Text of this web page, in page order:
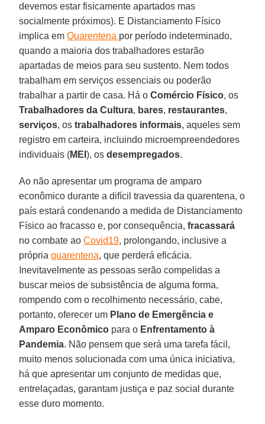
devemos estar fisicamente apartados mas
socialmente próximos). E Distanciamento Físico
implica emQuarentena por período indeterminado,
quando a maioria dos trabalhadores estarão
apartadas de meios para seu sustento. Nem todos
trabalham em serviços essenciais ou poderão
trabalhar a partir de casa. Há oComércio Físico, os
Trabalhadores da Cultura, bares, restaurantes,
serviços, ostrabalhadores informais, aqueles sem
registro em carteira, incluindo microempreendedores
individuais (MEI), osdesempregados.
Ao não apresentar um programa de amparo
econômico durante a difícil travessia da quarentena, o
país estará condenando a medida de Distanciamento
Físico ao fracasso e, por consequência,fracassará
no combate aoCovid19, prolongando, inclusive a
própriaquarentena, que perderá eficácia.
Inevitavelmente as pessoas serão compelidas a
buscar meios de subsistência de alguma forma,
rompendo com o recolhimento necessário, cabe,
portanto, oferecer um Plano de Emergência e
Amparo Econômico para o Enfrentamento à
Pandemia. Não pensem que será uma tarefa fácil,
muito menos solucionada com uma única iniciativa,
há que apresentar um conjunto de medidas que,
entrelaçadas, garantam justiça e paz social durante
esse duro momento.